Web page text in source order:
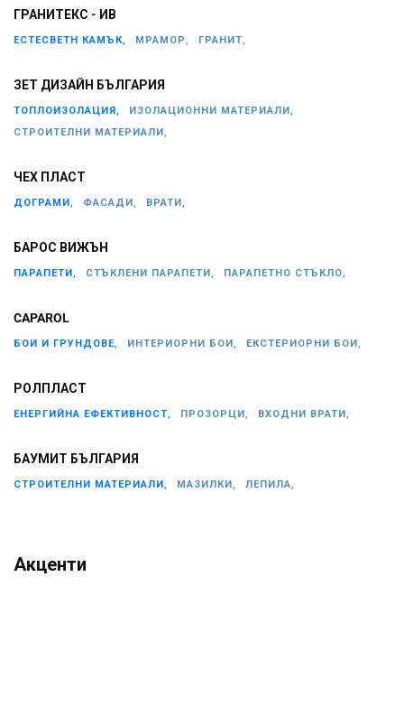
ГРАНИТЕКС - ИВ
ЕСТЕСВЕТН КАМЪК, МРАМОР, ГРАНИТ,
ЗЕТ ДИЗАЙН БЪЛГАРИЯ
ТОПЛОИЗОЛАЦИЯ,
ИЗОЛАЦИОННИ МАТЕРИАЛИ,
СТРОИТЕЛНИ МАТЕРИАЛИ,
ЧЕХ ПЛАСТ
ДОГРАМИ, ФАСАДИ, ВРАТИ,
БАРОС ВИЖЪН
ПАРАПЕТИ, СТЪКЛЕНИ ПАРАПЕТИ, ПАРАПЕТНО СТЪКЛО,
CAPAROL
БОИ И ГРУНДОВЕ, ИНТЕРИОРНИ БОИ, ЕКСТЕРИОРНИ БОИ,
РОЛПЛАСТ
ЕНЕРГИЙНА ЕФЕКТИВНОСТ, ПРОЗОРЦИ, ВХОДНИ ВРАТИ,
БАУМИТ БЪЛГАРИЯ
СТРОИТЕЛНИ МАТЕРИАЛИ, МАЗИЛКИ, ЛЕПИЛА,
Акценти